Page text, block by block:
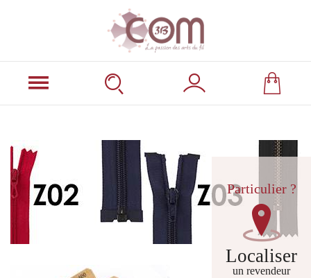
Particulier ?
Localiser
un revendeur